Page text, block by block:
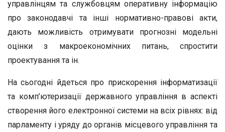
управлінцям та службовцям оперативну інформацію
про законодавчі та інші нормативно-правові акти,
дають можливість отримувати прогнозні модельні
оцінки з макроекономічних питань, спростити
проектування та ін.
На сьогодні йдеться про прискорення інформатизації
та комп’ютеризації державного управління в аспекті
створення його електронної системи на всіх рівнях: від
парламенту і уряду до органів місцевого управління та